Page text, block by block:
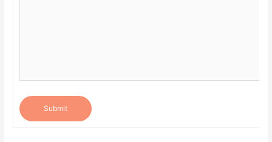
Submit